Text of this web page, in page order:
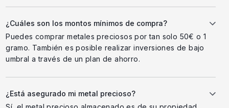
¿Cuáles son los montos mínimos de compra?
Puedes comprar metales preciosos por tan solo 50€ o 1
gramo. También es posible realizar inversiones de bajo
umbral a través de un plan de ahorro.
¿Está asegurado mi metal precioso?